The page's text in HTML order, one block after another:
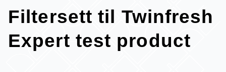
Filtersett til Twinfresh
Expert test product